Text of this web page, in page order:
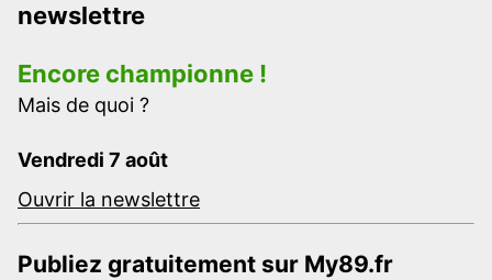
newslettre
Encore championne !
Mais de quoi ?
Vendredi 7 août
Ouvrir la newslettre
Publiez gratuitement sur My89.fr